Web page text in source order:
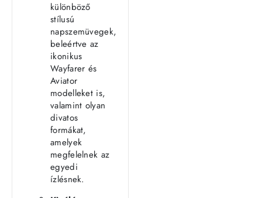
különböző
stílusú
napszemüvegek,
beleértve az
ikonikus
Wayfarer és
Aviator
modelleket is,
valamint olyan
divatos
formákat,
amelyek
megfelelnek az
egyedi
ízlésnek.